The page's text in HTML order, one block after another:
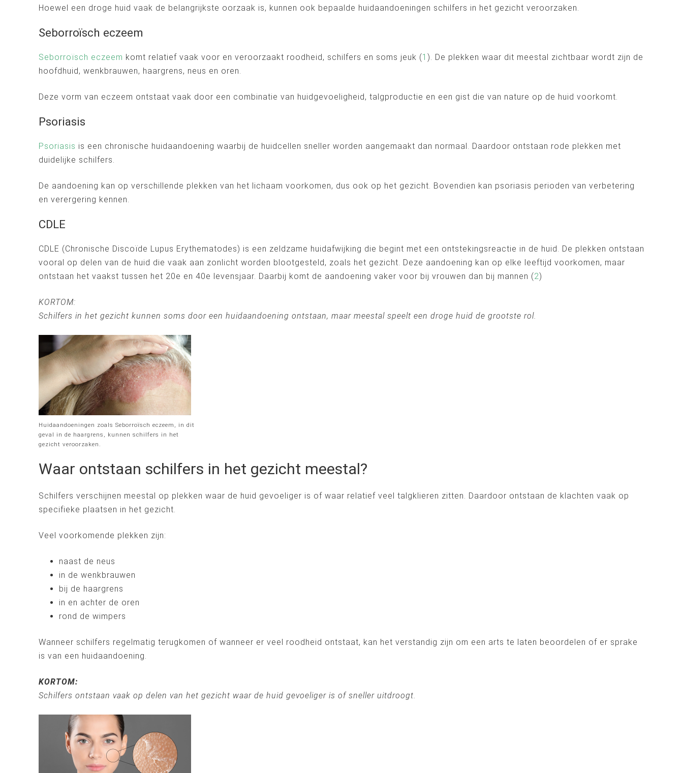
Hoewel een droge huid vaak de belangrijkste oorzaak is, kunnen ook bepaalde huidaandoeningen schilfers in het gezicht veroorzaken.
Seborroïsch eczeem
Seborroïsch eczeem komt relatief vaak voor en veroorzaakt roodheid, schilfers en soms jeuk (1 ). De plekken waar dit meestal zichtbaar wordt zijn de
hoofdhuid, wenkbrauwen, haargrens, neus en oren.
Deze vorm van eczeem ontstaat vaak door een combinatie van huidgevoeligheid, talgproductie en een gist die van nature op de huid voorkomt.
Psoriasis
Psoriasis is een chronische huidaandoening waarbij de huidcellen sneller worden aangemaakt dan normaal. Daardoor ontstaan rode plekken met
duidelijke schilfers.
De aandoening kan op verschillende plekken van het lichaam voorkomen, dus ook op het gezicht. Bovendien kan psoriasis perioden van verbetering
en verergering kennen.
CDLE
CDLE (Chronische Discoïde Lupus Erythematodes) is een zeldzame huidafwijking die begint met een ontstekingsreactie in de huid. De plekken ontstaan
vooral op delen van de huid die vaak aan zonlicht worden blootgesteld, zoals het gezicht. Deze aandoening kan op elke leeftijd voorkomen, maar
ontstaan het vaakst tussen het 20e en 40e levensjaar. Daarbij komt de aandoening vaker voor bij vrouwen dan bij mannen (2)
KORTOM:
Schilfers in het gezicht kunnen soms door een huidaandoening ontstaan, maar meestal speelt een droge huid de grootste rol.
Huidaandoeningen zoals Seborroïsch eczeem, in dit
geval in de haargrens, kunnen schilfers in het
gezicht veroorzaken.
Waar ontstaan schilfers in het gezicht meestal?
Schilfers verschijnen meestal op plekken waar de huid gevoeliger is of waar relatief veel talgklieren zitten. Daardoor ontstaan de klachten vaak op
specifieke plaatsen in het gezicht.
Veel voorkomende plekken zijn:
naast de neus
in de wenkbrauwen
bij de haargrens
in en achter de oren
rond de wimpers
Wanneer schilfers regelmatig terugkomen of wanneer er veel roodheid ontstaat, kan het verstandig zijn om een arts te laten beoordelen of er sprake
is van een huidaandoening.
KORTOM:
Schilfers ontstaan vaak op delen van het gezicht waar de huid gevoeliger is of sneller uitdroogt.